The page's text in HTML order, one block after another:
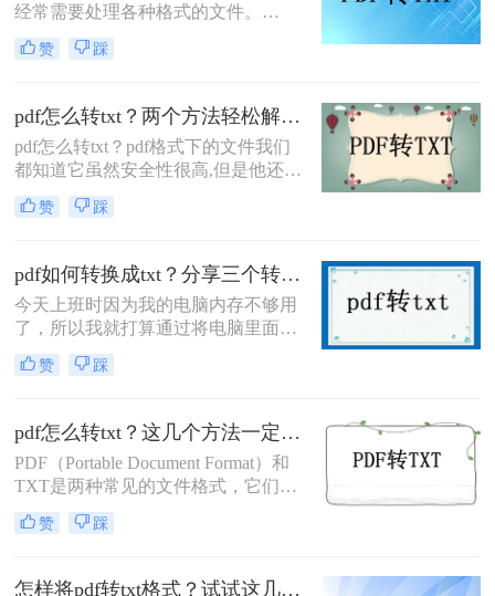
经常需要处理各种格式的文件。
PDF（Portable Document Format）作
为一种广泛使用的电子文档格式，因
而被广泛应用于各种场合。然而，有
时我们可能希望将PDF文件转换为更
易于编辑和处理的TXT（文本）格
式。那么pdf怎么转换成txt呢？本文将
详细介绍PDF转TXT的方法，帮助用
户轻松完成文件格式转换。
赞 踩
pdf怎么转txt？两个方法轻松解决！
pdf怎么转txt？pdf格式下的文件我们
都知道它虽然安全性很高,但是他还是
有着比较明显的缺点的，就是我们无
法在pdf的文档内容中进行直接修改，
式才可以进行修改，具体要怎么去更
改格式呢?小编接下来为大家详细的
将军一下吧!今天小编为大家讲的就是
pdf怎么转txt的方法，希望能够帮助到
大家!
赞 踩
pdf如何转换成txt？分享三个转换方法！
今天上班时因为我的电脑内存不够用
了，所以我就打算通过将电脑里面的
pdf文档转换成txt格式的方式来解放电
脑里面的空间。但是我并不知道怎么
下pdf如何转换成txt？果然很快就找到
了方法，今天借这个机会我来和大家
分享一下我找到的方法。
赞 踩
pdf怎么转txt？这几个方法一定能帮到你！
​PDF（Portable Document Format）和
TXT是两种常见的文件格式，它们各
自有独特的用途。PDF主要用于保持
文档的原始格式，而TXT则是纯文本
看。在某些情况下，您可能需要将
赞 踩
怎样将pdf转txt格式？试试这几个简单转换方法！